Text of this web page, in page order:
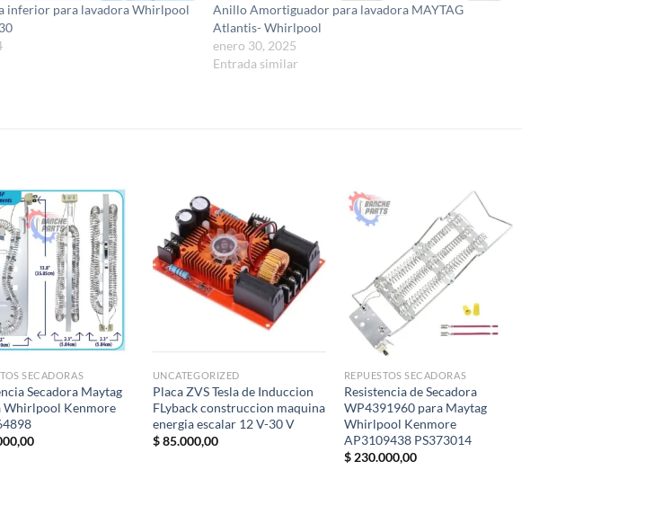
inferior para lavadora Whirlpool
Anillo Amortiguador para lavadora MAYTAG
Atlantis- Whirlpool
enero 30, 2025
Entrada similar
SECADORAS
Secadora Maytag
Whirlpool Kenmore
UNCATEGORIZED
Placa ZVS Tesla de Induccion
FLyback construccion maquina
energia escalar 12 V-30 V
$85.000,00
REPUESTOS SECADORAS
Resistencia de Secadora
WP4391960 para Maytag
Whirlpool Kenmore
AP3109438 PS373014
$230.000,00